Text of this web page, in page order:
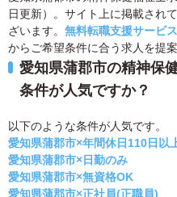
日更新）。サイト上に掲載され
ざいます。 無料転職支援サービス
からご希望条件に合う求人を提
愛知県蒲郡市の精神保
条件が人気ですか？
以下のような条件が人気です。
愛知県蒲郡市×年間休日110日以
愛知県蒲郡市×日勤のみ
愛知県蒲郡市×無資格OK
愛知県蒲郡市×正社員(正職員)